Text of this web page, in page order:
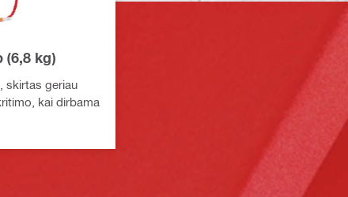
(6,8 kg)
skirtas geriau
kai dirbama